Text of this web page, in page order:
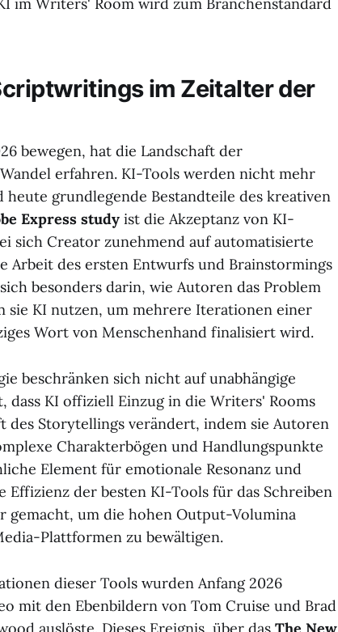
im Zeitalter der
bewegen, hat die Landschaft der
erfahren. KI-Tools werden nicht mehr
grundlegende Bestandteile des kreativen
Express study ist die Akzeptanz von KI-
sich Creator zunehmend auf automatisierte
Arbeit des ersten Entwurfs und Brainstormings
besonders darin, wie Autoren das Problem
sie KI nutzen, um mehrere Iterationen einer
Wort von Menschenhand finalisiert wird.
beschränken sich nicht auf unabhängige
dass KI offiziell Einzug in die Writers' Rooms
Storytellings verändert, indem sie Autoren
Charakterbögen und Handlungspunkte
Element für emotionale Resonanz und
der besten KI-Tools für das Schreiben
gemacht, um die hohen Output-Volumina
Plattformen zu bewältigen.
dieser Tools wurden Anfang 2026
mit den Ebenbildern von Tom Cruise und Brad
auslöste. Dieses Ereignis, über das The New